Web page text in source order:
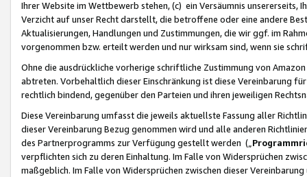
Ihrer Website im Wettbewerb stehen, (c) ein Versäumnis unsererseits,
Verzicht auf unser Recht darstellt, die betroffene oder eine andere
Aktualisierungen, Handlungen und Zustimmungen, die wir ggf. im
vorgenommen bzw. erteilt werden und nur wirksam sind, wenn sie
Ohne die ausdrückliche vorherige schriftliche Zustimmung von
abtreten. Vorbehaltlich dieser Einschränkung ist diese Vereinbarung
rechtlich bindend, gegenüber den Parteien und ihren jeweiligen
Diese Vereinbarung umfasst die jeweils aktuellste Fassung aller
dieser Vereinbarung Bezug genommen wird und alle anderen
des Partnerprogramms zur Verfügung gestellt werden („
verpflichten sich zu deren Einhaltung. Im Falle von Widersprüchen
maßgeblich. Im Falle von Widersprüchen zwischen dieser